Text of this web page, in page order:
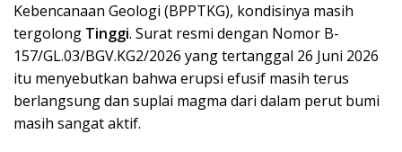
Kebencanaan Geologi (BPPTKG), kondisinya masih
tergolong Tinggi. Surat resmi dengan Nomor B-
157/GL.03/BGV.KG2/2026 yang tertanggal 26 Juni 2026
itu menyebutkan bahwa erupsi efusif masih terus
berlangsung dan suplai magma dari dalam perut bumi
masih sangat aktif.